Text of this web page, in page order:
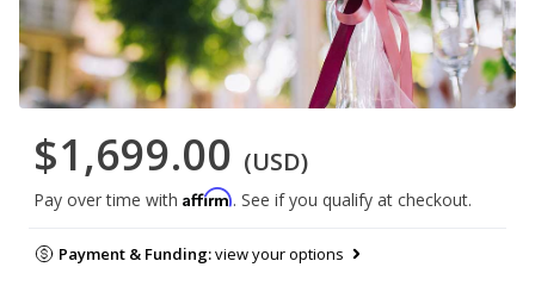
$1,699.00 (USD)
Pay over time with Affirm. See if you qualify at checkout.
Payment & Funding:view your options